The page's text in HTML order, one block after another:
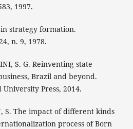
1997.
in strategy formation.
n. 9, 1978.
S. G. Reinventing state
Brazil and beyond.
Press, 2014.
S. The impact of different kinds
process of Born